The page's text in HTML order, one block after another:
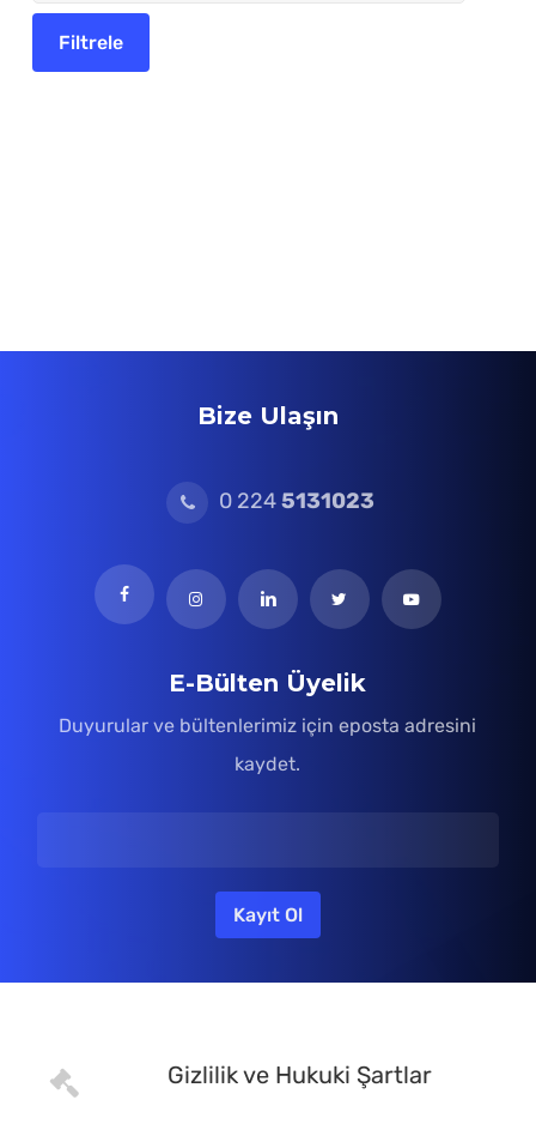
Bize Ulaşın
0 2245131023
E-Bülten Üyelik
Duyurular ve bültenlerimiz için eposta adresini
kaydet.
Gizlilik ve Hukuki Şartlar